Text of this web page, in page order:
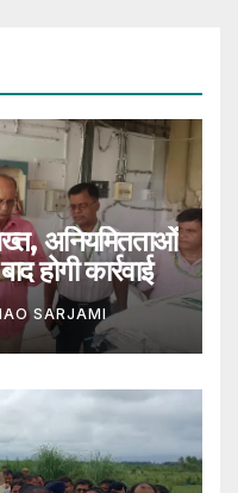
अनियमितताओं
होगी कार्रवाई
SARJAMI